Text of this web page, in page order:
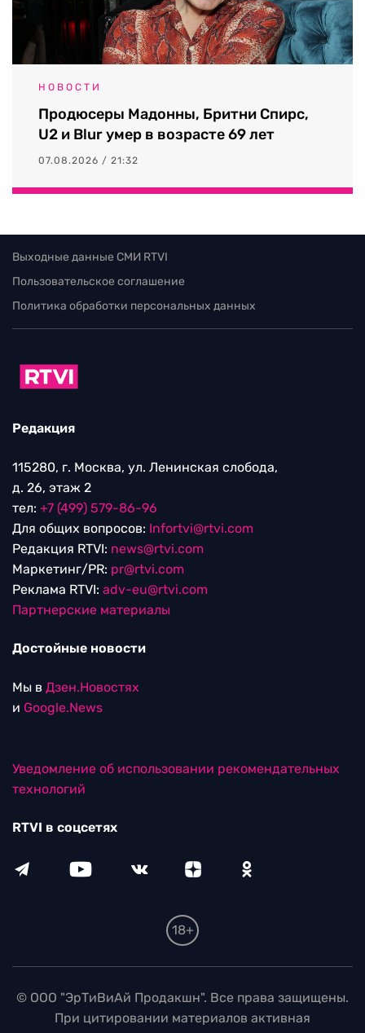
НОВОСТИ
Продюсеры Мадонны, Бритни Спирс,
U2 и Blur умер в возрасте 69 лет
07.08.2026 / 21:32
Выходные данные СМИ RTVI
Пользовательское соглашение
Политика обработки персональных данных
Редакция
115280, г. Москва, ул. Ленинская слобода,
д. 26, этаж 2
тел: +7 (499) 579-86-96
Для общих вопросов: Infortvi@rtvi.com
Редакция RTVI: news@rtvi.com
Маркетинг/PR: pr@rtvi.com
Реклама RTVI: adv-eu@rtvi.com
Партнерские материалы
Достойные новости
Мы в Дзен.Новостях
и Google.News
Уведомление об использовании рекомендательных
технологий
RTVI в соцсетях
18+
© ООО "ЭрТиВиАй Продакшн". Все права защищены.
При цитировании материалов активная